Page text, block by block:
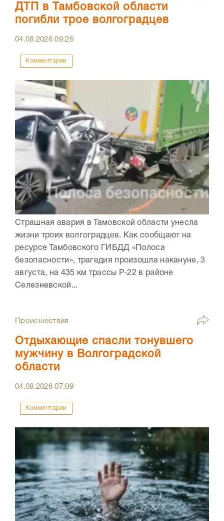
ДТП в Тамбовской области
погибли трое волгоградцев
04.08.202609:26
Комментарии
Страшная авария в Тамовской области унесла
жизни троих волгоградцев. Как сообщают на
ресурсе Тамбовского ГИБДД «Полоса
безопасности», трагедия произошла накануне, 3
августа, на 435 км трассы Р-22 в районе
Селезневской...
Происшествия
Отдыхающие спасли тонувшего
мужчину в Волгоградской
области
04.08.202607:09
Комментарии